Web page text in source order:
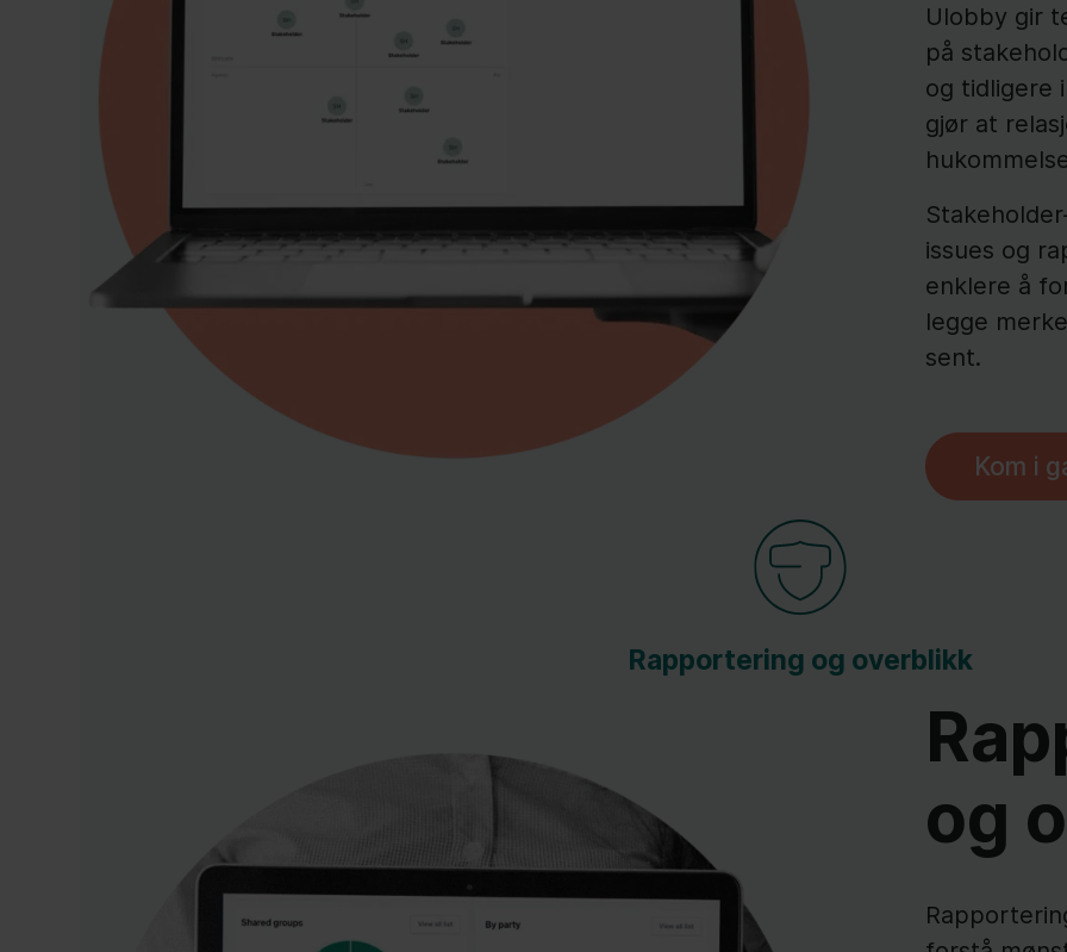
Ulobby gir
på
og tidligere
gjør at
issues og
enklere å
legge
sent.
Kom i
Rapportering og overblikk
og